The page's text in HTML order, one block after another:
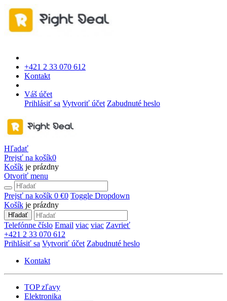
+421 2 33 070 612
Kontakt
Váš účet
Prihlásiť sa Vytvoriť účet Zabudnuté heslo
Hľadať
Prejsť na košík0
Košík je prázdny
Otvoriť menu
Prejsť na košík 0 €0 Toggle Dropdown
Košík je prázdny
Hľadať
Telefónne číslo Email viac viac Zavrieť
+421 2 33 070 612
Prihlásiť sa Vytvoriť účet Zabudnuté heslo
Kontakt
TOP zľavy
Elektronika